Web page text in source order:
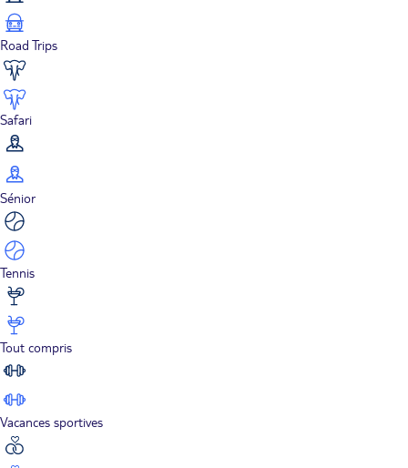
Road Trips
Safari
Sénior
Tennis
Tout compris
Vacances sportives